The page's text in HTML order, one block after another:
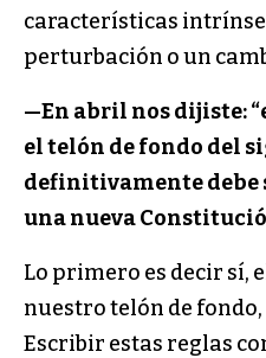
características
perturbación o un
—En abril nos dijiste:
el telón de fondo del
definitivamente debe
una nueva
Lo primero es decir sí,
nuestro telón de
Escribir estas reglas